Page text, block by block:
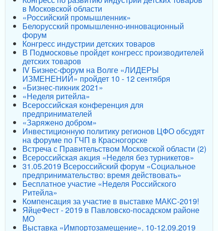
в Московской области
«Российский промышленник»
Белорусский промышленно-инновационный
форум
Конгресс индустрии детских товаров
В Подмосковье пройдет конгресс производителей
детских товаров
IV Бизнес-форум на Волге «ЛИДЕРЫ
ИЗМЕНЕНИЙ» пройдет 10 - 12 сентября
«Бизнес-пикник 2021»
«Неделя ритейла»
Всероссийская конференция для
предпринимателей
«Заряжено добром»
Инвестиционную политику регионов ЦФО обсудят
на форуме по ГЧП в Красногорске
Встреча с Правительством Московской области (2)
Всероссийская акция «Неделя без турникетов»
31.05.2019 Всероссийский форум «Социальное
предпринимательство: время действовать»
Бесплатное участие «Неделя Российского
Ритейла»
Компенсация за участие в выставке МАКС-2019!
ЯйцеФест - 2019 в Павловско-посадском районе
МО
Выставка «Импортозамещение». 10-12.09.2019